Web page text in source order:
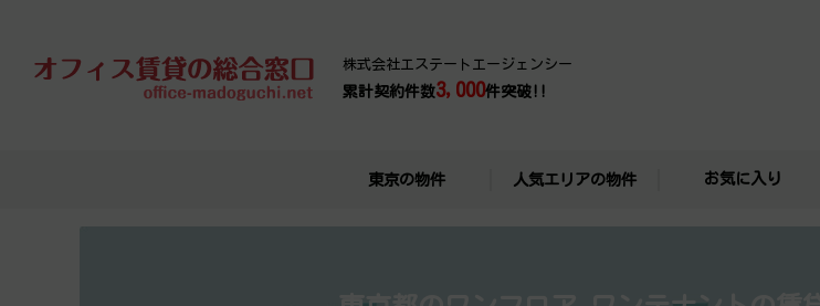
株式会社エステートエージェンシー
累計契約件数3,000件突破!!
東京の物件 人気エリアの物件 お気に入り